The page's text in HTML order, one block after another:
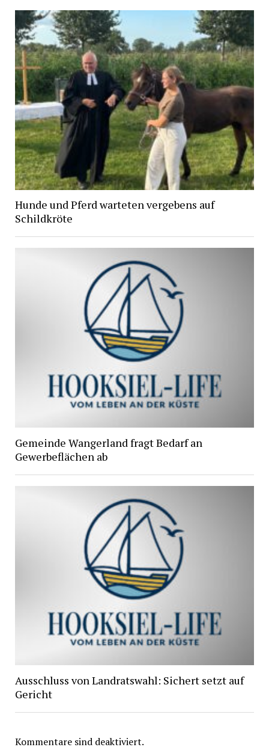
Hunde und Pferd warteten vergebens auf
Schildkröte
Gemeinde Wangerland fragt Bedarf an
Gewerbeflächen ab
Ausschluss von Landratswahl: Sichert setzt auf
Gericht
Kommentare sind deaktiviert.